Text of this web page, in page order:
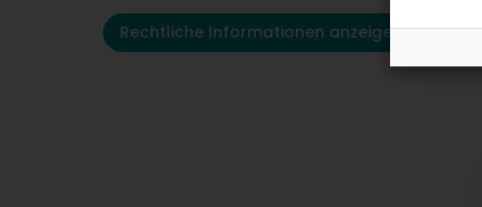
Rechtliche Informationen anzeigen